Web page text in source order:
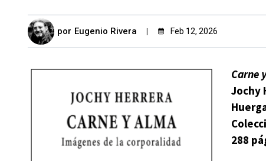
por Eugenio Rivera Feb 12, 2026
Carne
Jochy
288